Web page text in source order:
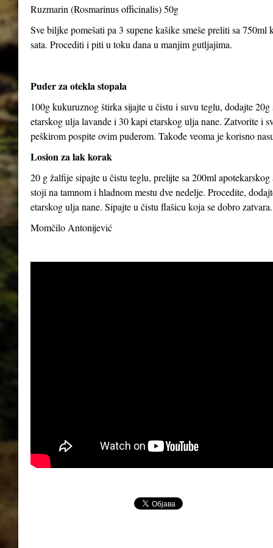
Ruzmarin (Rosmarinus officinalis) 50g
Sve biljke pomešati pa 3 supene kašike smeše preliti sa
sata. Procediti i piti u toku dana u manjim gutljajima.
Puder za otekla stopala
100g kukuruznog štirka sijajte u čistu i suvu teglu, dodajte
etarskog ulja lavande i 30 kapi etarskog ulja nane. Zatvorite i
peškirom pospite ovim puderom. Takođe veoma je korisno
Losion za lak korak
20 g žalfije sipajte u čistu teglu, prelijte sa 200ml
stoji na tamnom i hladnom mestu dve nedelje. Procedite,
etarskog ulja nane. Sipajte u čistu flašicu koja se dobro
Momčilo Antonijević